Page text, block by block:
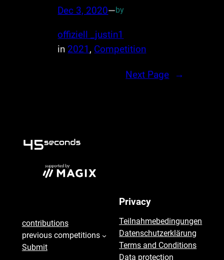
Dec 3, 2020—by
offiziell _justin1
in 2021 Competition
Next Page →
contributions
previous competitions
Submit
Privacy
Teilnahmebedingungen
Datenschutzerklärung
Terms and Conditions
Data protection